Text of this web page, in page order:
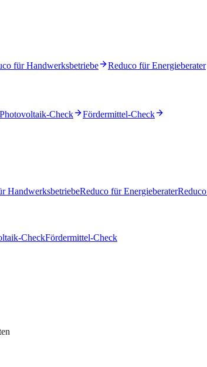
für Handwerksbetriebe Reduco für Energieberater
Photovoltaik-Check
Fördermittel-Check
HandwerksbetriebeReduco für Energieberater
CheckFördermittel-Check